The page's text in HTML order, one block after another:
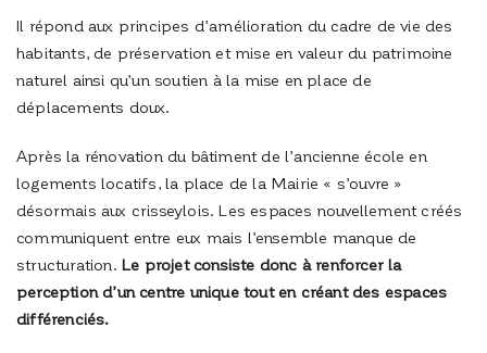
Il répond aux principes d’amélioration du cadre de vie des
habitants, de préservation et mise en valeur du patrimoine
naturel ainsi qu’un soutien à la mise en place de
déplacements doux.
Après la rénovation du bâtiment de l’ancienne école en
logements locatifs, la place de la Mairie « s’ouvre »
désormais aux crisseylois. Les espaces nouvellement créés
communiquent entre eux mais l’ensemble manque de
structuration. Le projet consiste donc à renforcer la
perception d’un centre unique tout en créant des espaces
différenciés.